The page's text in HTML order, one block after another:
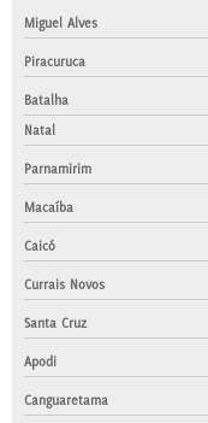
Miguel Alves
Piracuruca
Batalha
Natal
Parnamirim
Macaíba
Caicó
Currais Novos
Santa Cruz
Apodi
Canguaretama